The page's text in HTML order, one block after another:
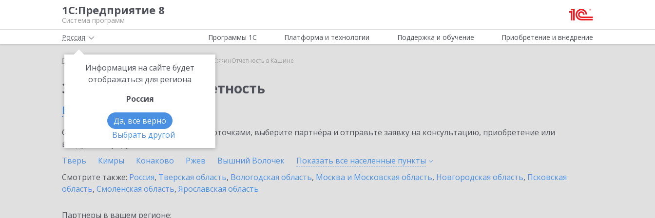
1С:Предприятие 8
Система программ
Россия
Информация на сайте будет
отображаться для региона
Россия
Да, все верно
Выбрать другой
Программы 1С Платформа и технологии Поддержка и обучение Приобретение и внедрение
Главная 1С:ФинОтчетность в Кашине
Заказать 1С:ФинОтчетность
в Кашине
Ознакомьтесь с информационными карточками, выберите партнёра и отправьте заявку на консультацию, приобретение или
внедрение продукта.
Тверь
Кимры Конаково Ржев Вышний Волочек Показать все населенные пункты
Смотрите также: Россия, Тверская область, Вологодская область, Москва и Московская область, Новгородская область, Псковская
область, Смоленская область, Ярославская область
Партнеры в вашем регионе: